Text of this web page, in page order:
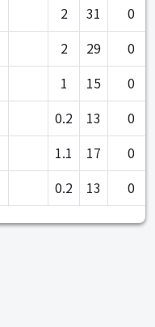
2 31 0
2 29 0
1 15 0
0.2 13 0
1.1 17 0
0.2 13 0